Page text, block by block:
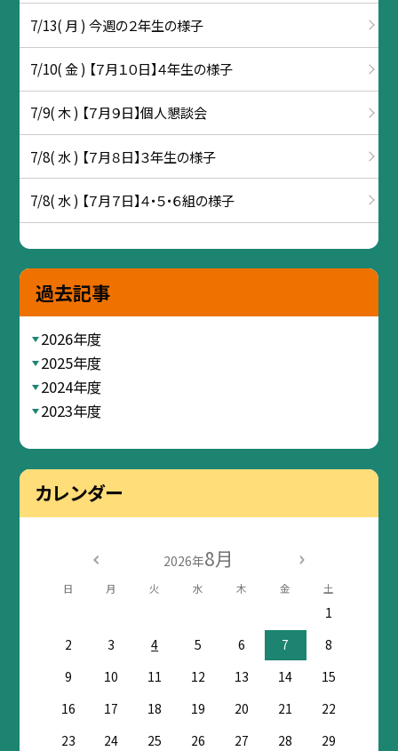
7/13( 月 ) 今週の２年生の様子
7/10( 金 ) 【７月１０日】４年生の様子
7/9( 木 ) 【７月９日】個人懇談会
7/8( 水 ) 【７月８日】３年生の様子
7/8( 水 ) 【７月７日】４・５・６組の様子
過去記事
2026年度
2025年度
2024年度
2023年度
カレンダー
2026年8月
日 月 火 水 木 金 土
1
2
3 4 5 6 7
8
9
10 11 12 13 14
15
16
17 18 19 20 21
22
23
24 25 26 27 28
29